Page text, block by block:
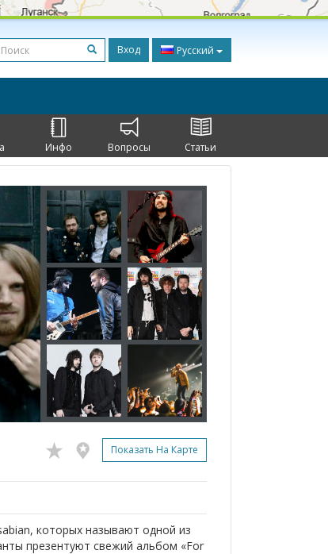
Вход Русский
Инфо Вопросы Статьи
Показать На Карте
которых называют одной из
презентуют свежий альбом «For